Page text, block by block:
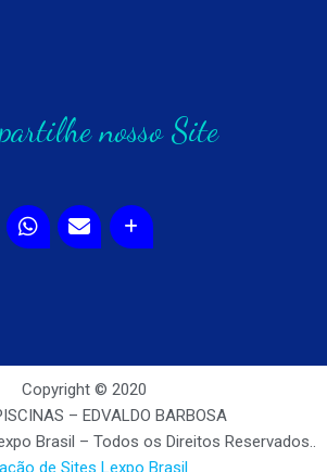
nosso Site
Copyright © 2020
– EDVALDO BARBOSA
Brasil – Todos os Direitos Reservados..
de Sites Lexpo Brasil